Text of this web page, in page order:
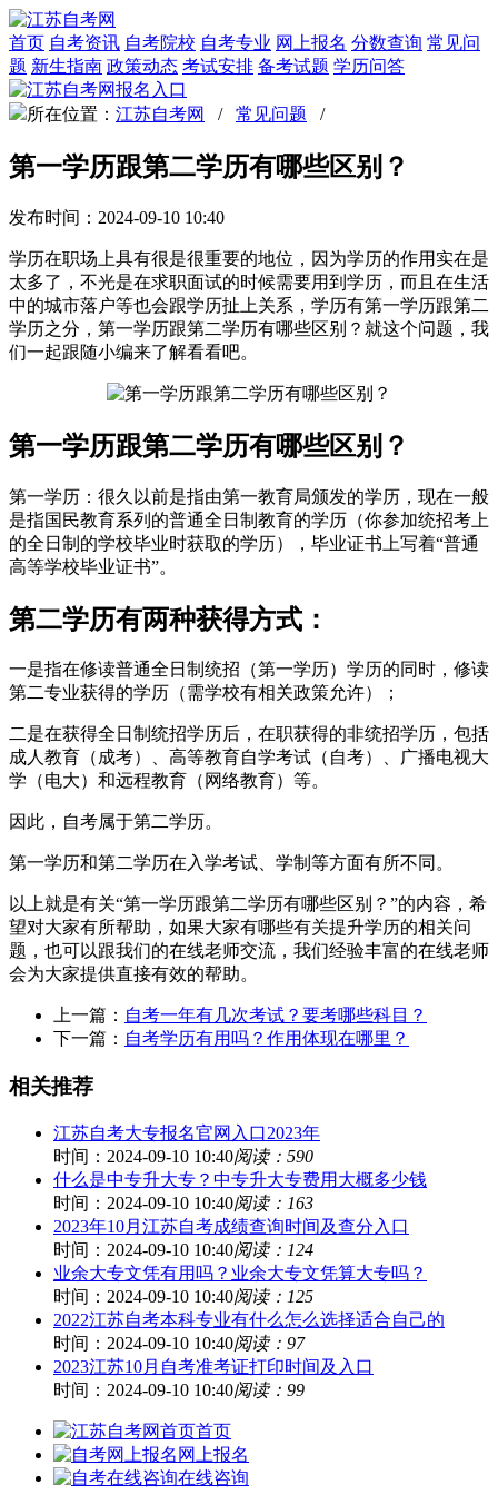
首页 自考资讯 自考院校 自考专业 网上报名 分数查询 常见问
题 新生指南 政策动态 考试安排 备考试题 学历问答
所在位置： 江苏自考网 / 常见问题 /
第一学历跟第二学历有哪些区别？
发布时间：2024-09-10 10:40
学历在职场上具有很是很重要的地位，因为学历的作用实在是
太多了，不光是在求职面试的时候需要用到学历，而且在生活
中的城市落户等也会跟学历扯上关系，学历有第一学历跟第二
学历之分，第一学历跟第二学历有哪些区别？就这个问题，我
们一起跟随小编来了解看看吧。
第一学历跟第二学历有哪些区别？
第一学历：很久以前是指由第一教育局颁发的学历，现在一般
是指国民教育系列的普通全日制教育的学历（你参加统招考上
的全日制的学校毕业时获取的学历），毕业证书上写着“普通
高等学校毕业证书”。
第二学历有两种获得方式：
一是指在修读普通全日制统招（第一学历）学历的同时，修读
第二专业获得的学历（需学校有相关政策允许）；
二是在获得全日制统招学历后，在职获得的非统招学历，包括
成人教育（成考）、高等教育自学考试（自考）、广播电视大
学（电大）和远程教育（网络教育）等。
因此，自考属于第二学历。
第一学历和第二学历在入学考试、学制等方面有所不同。
以上就是有关“第一学历跟第二学历有哪些区别？”的内容，希
望对大家有所帮助，如果大家有哪些有关提升学历的相关问
题，也可以跟我们的在线老师交流，我们经验丰富的在线老师
会为大家提供直接有效的帮助。
上一篇： 自考一年有几次考试？要考哪些科目？
下一篇： 自考学历有用吗？作用体现在哪里？
相关推荐
江苏自考大专报名官网入口2023年
时间：2024-09-10 10:40阅读：590
什么是中专升大专？中专升大专费用大概多少钱
时间：2024-09-10 10:40阅读：163
2023年10月江苏自考成绩查询时间及查分入口
时间：2024-09-10 10:40阅读：124
业余大专文凭有用吗？业余大专文凭算大专吗？
时间：2024-09-10 10:40阅读：125
2022江苏自考本科专业有什么怎么选择适合自己的
时间：2024-09-10 10:40阅读：97
2023江苏10月自考准考证打印时间及入口
时间：2024-09-10 10:40阅读：99
首页
网上报名
在线咨询